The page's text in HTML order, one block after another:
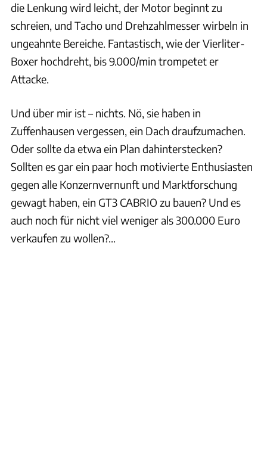
die Lenkung wird leicht, der Motor beginnt zu
schreien, und Tacho und Drehzahlmesser wirbeln in
ungeahnte Bereiche. Fantastisch, wie der Vierliter-
Boxer hochdreht, bis 9.000/min trompetet er
Attacke.
Und über mir ist – nichts. Nö, sie haben in
Zuffenhausen vergessen, ein Dach draufzumachen.
Oder sollte da etwa ein Plan dahinterstecken?
Sollten es gar ein paar hoch motivierte Enthusiasten
gegen alle Konzernvernunft und Marktforschung
gewagt haben, ein GT3 CABRIO zu bauen? Und es
auch noch für nicht viel weniger als 300.000 Euro
verkaufen zu wollen?...